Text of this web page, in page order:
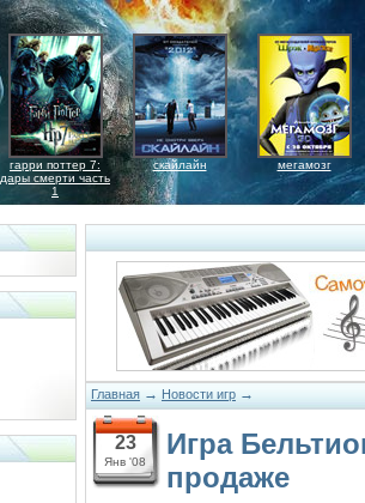
гарри поттер 7:
дары смерти часть
1
скайлайн мегамозг
Главная → Новости игр →
23
Янв '08
Игра
продаже